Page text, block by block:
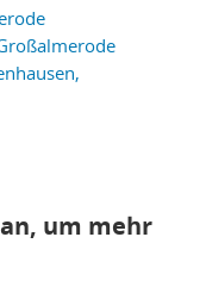
um mehr